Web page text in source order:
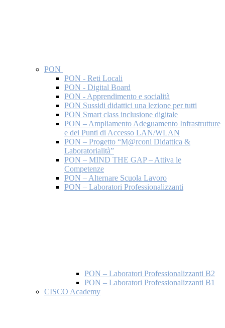
PON
PON - Reti Locali
PON - Digital Board
PON - Apprendimento e socialità
PON Sussidi didattici una lezione per tutti
PON Smart class inclusione digitale
PON – Ampliamento Adeguamento Infrastrutture
e dei Punti di Accesso LAN/WLAN
PON – Progetto “M@rconi Didattica &
Laboratorialità”
PON – MIND THE GAP – Attiva le
Competenze
PON – Alternare Scuola Lavoro
PON – Laboratori Professionalizzanti
PON – Laboratori Professionalizzanti B2
PON – Laboratori Professionalizzanti B1
CISCO Academy